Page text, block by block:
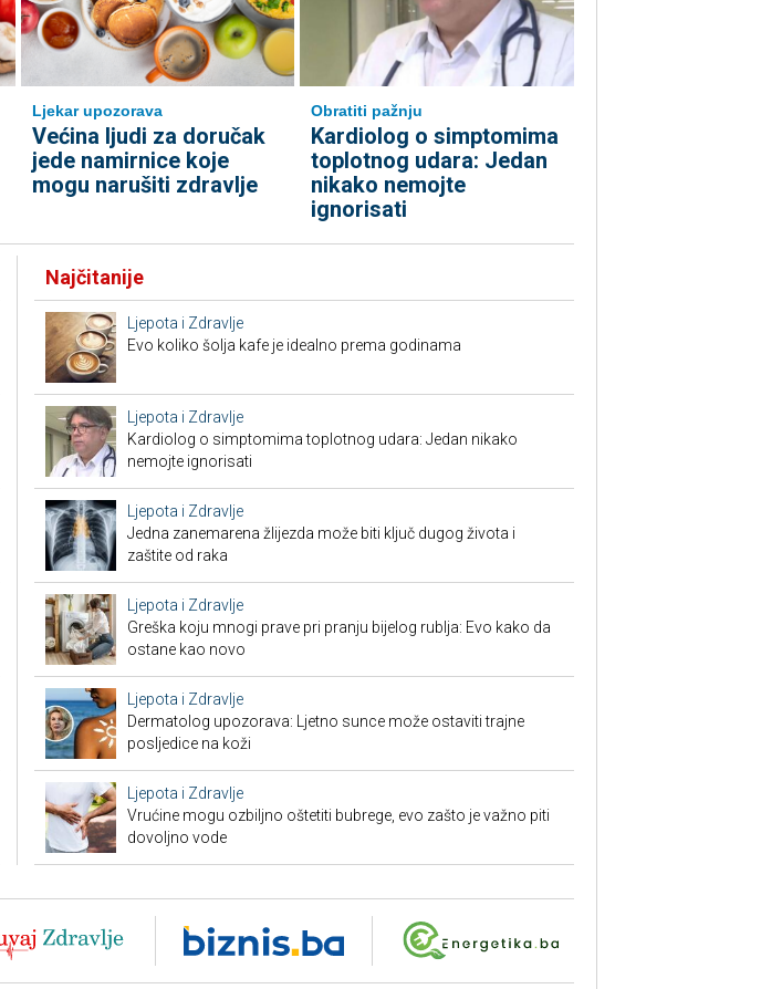
Ljekar upozorava
Većina ljudi za doručak
jede namirnice koje
mogu narušiti zdravlje
Obratiti pažnju
Kardiolog o simptomima
toplotnog udara: Jedan
nikako nemojte
ignorisati
Najčitanije
Ljepota i Zdravlje
Evo koliko šolja kafe je idealno prema godinama
Ljepota i Zdravlje
Kardiolog o simptomima toplotnog udara: Jedan nikako
nemojte ignorisati
Ljepota i Zdravlje
Jedna zanemarena žlijezda može biti ključ dugog života i
zaštite od raka
Ljepota i Zdravlje
Greška koju mnogi prave pri pranju bijelog rublja: Evo kako da
ostane kao novo
Ljepota i Zdravlje
Dermatolog upozorava: Ljetno sunce može ostaviti trajne
posljedice na koži
Ljepota i Zdravlje
Vrućine mogu ozbiljno oštetiti bubrege, evo zašto je važno piti
dovoljno vode